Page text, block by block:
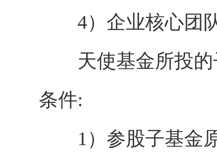
4）企业核心团队
天使基金所投的
条件:
1）参股子基金原